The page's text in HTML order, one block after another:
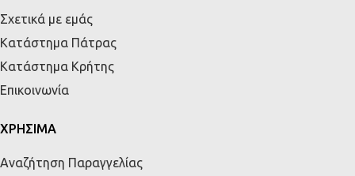
Σχετικά με εμάς
Κατάστημα Πάτρας
Κατάστημα Κρήτης
Επικοινωνία
ΧΡΗΣΙΜΑ
Αναζήτηση Παραγγελίας